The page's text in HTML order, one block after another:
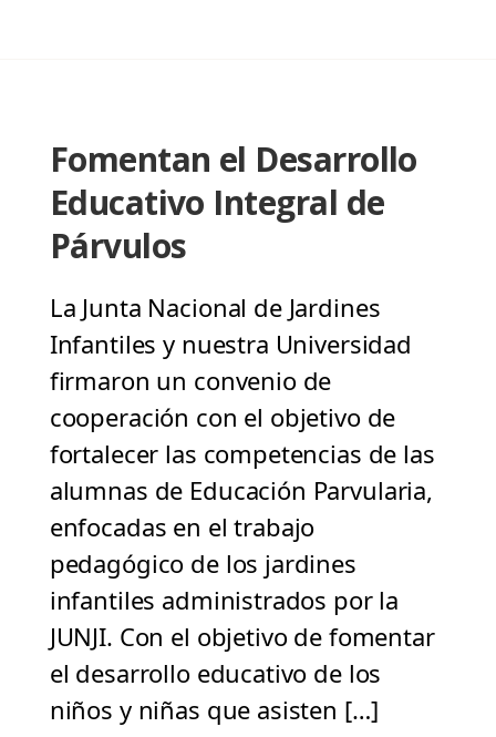
Fomentan el Desarrollo
Educativo Integral de
Párvulos
La Junta Nacional de Jardines
Infantiles y nuestra Universidad
firmaron un convenio de
cooperación con el objetivo de
fortalecer las competencias de las
alumnas de Educación Parvularia,
enfocadas en el trabajo
pedagógico de los jardines
infantiles administrados por la
JUNJI. Con el objetivo de fomentar
el desarrollo educativo de los
niños y niñas que asisten […]